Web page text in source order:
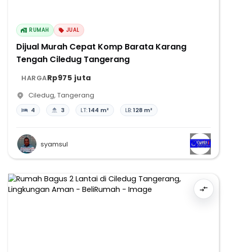
RUMAH JUAL
Dijual Murah Cepat Komp Barata Karang
Tengah Ciledug Tangerang
HARGARp975 juta
Ciledug, Tangerang
4 3 LT:144 m² LB:128 m²
syamsul